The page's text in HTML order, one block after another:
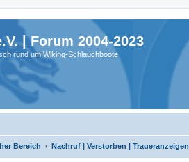
| Forum 2004-2023
rund um Wiking-Schlauchboote
Bereich Nachruf | Verstorben | Traueranzeigen